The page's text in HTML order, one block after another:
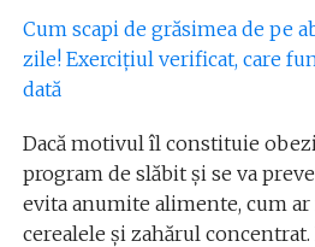
Cum scapi de grăsimea de pe
zile! Exercițiul verificat, care
dată
Dacă motivul îl constituie
program de slăbit și se va
evita anumite alimente, cum ar
cerealele și zahărul